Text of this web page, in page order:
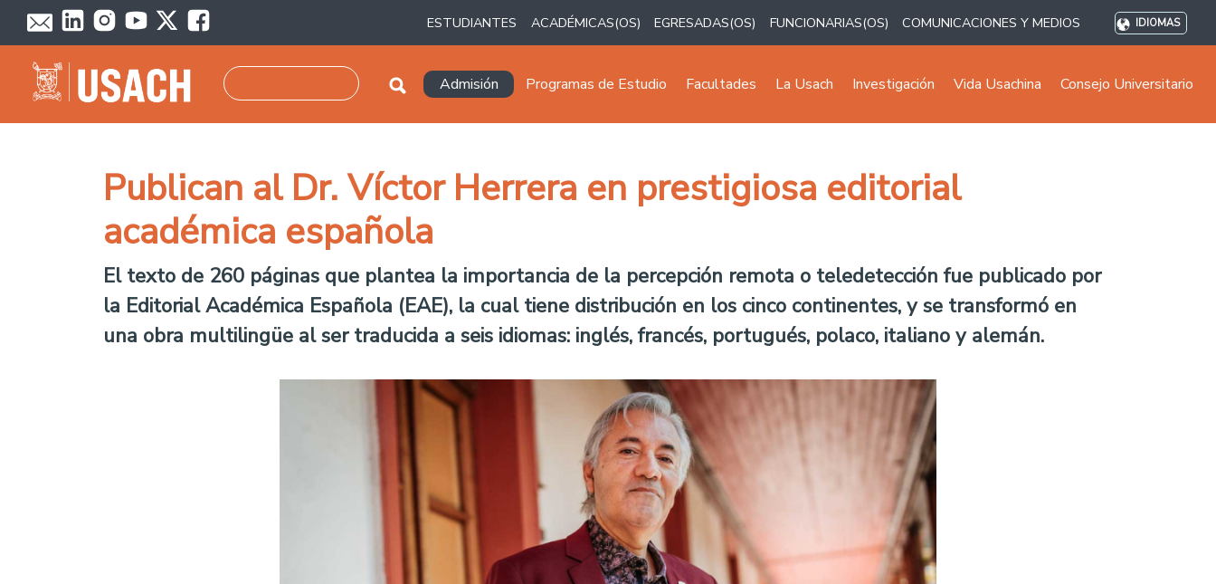
Pasar al contenido principal
ESTUDIANTES ACADÉMICAS(OS) EGRESADAS(OS) FUNCIONARIAS(OS) COMUNICACIONES Y MEDIOS IDIOMAS
Navegación principal
Admisión Programas de Estudio Facultades La Usach Investigación Vida Usachina Consejo Universitario
Publican al Dr. Víctor Herrera en prestigiosa editorial
académica española
El texto de 260 páginas que plantea la importancia de la percepción remota o teledetección fue publicado por
la Editorial Académica Española (EAE), la cual tiene distribución en los cinco continentes, y se transformó en
una obra multilingüe al ser traducida a seis idiomas: inglés, francés, portugués, polaco, italiano y alemán.